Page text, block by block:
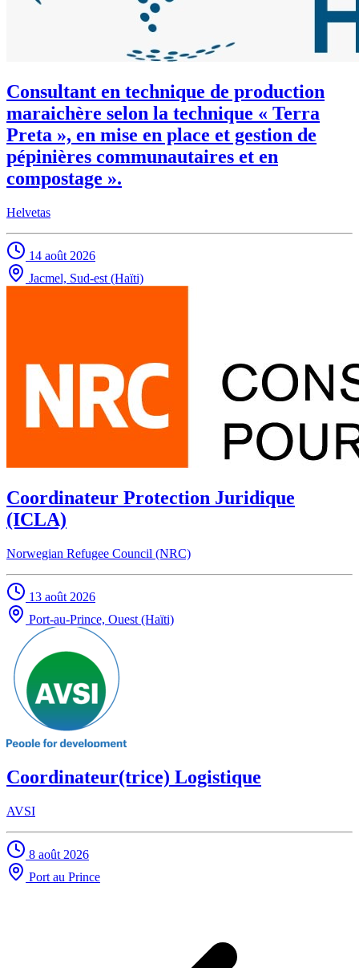
Consultant en technique de production
maraichère selon la technique « Terra
Preta », en mise en place et gestion de
pépinières communautaires et en
compostage ».
Helvetas
14 août 2026
Jacmel, Sud-est (Haïti)
Coordinateur Protection Juridique
(ICLA)
Norwegian Refugee Council (NRC)
13 août 2026
Port-au-Prince, Ouest (Haïti)
Coordinateur(trice) Logistique
AVSI
8 août 2026
Port au Prince